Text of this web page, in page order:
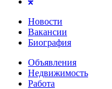
Новости
Вакансии
Биография
Объявления
Недвижимость
Работа